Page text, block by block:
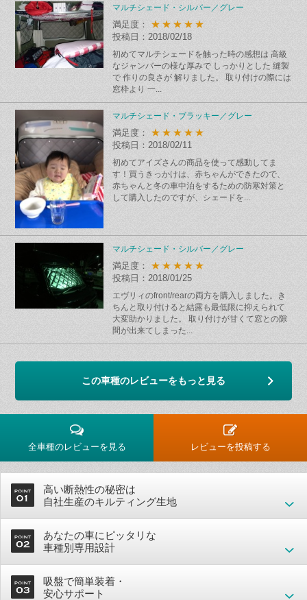
マルチシェード・シルバー／グレー
満足度： ★★★★★
投稿日：2018/02/18
初めてマルチシェードを触った時の感想は 高級
なジャンバーの様な厚みで しっかりとした 縫製
で 作りの良さが 解りました。 取り付けの際には
窓枠より 一...
マルチシェード・ブラッキー／グレー
満足度： ★★★★★
投稿日：2018/02/11
初めてアイズさんの商品を使って感動してま
す！買うきっかけは、赤ちゃんができたので、
赤ちゃんと冬の車中泊をするための防寒対策と
して購入したのですが、シェードを...
マルチシェード・シルバー／グレー
満足度： ★★★★★
投稿日：2018/01/25
エヴリィのfront/rearの両方を購入しました。き
ちんと取り付けると結露も最低限に抑えられて
大変助かりました。 取り付けが甘くて窓との隙
間が出来てしまった...
この車種のレビューをもっと見る
全車種のレビューを見る レビューを投稿する
高い断熱性の秘密は
自社生産のキルティング生地
あなたの車にピッタリな
車種別専用設計
吸盤で簡単装着・
安心サポート